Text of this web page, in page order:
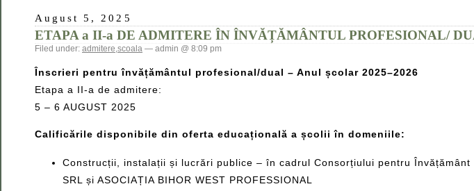
August 5, 2025
ETAPA a II-a DE ADMITERE ÎN ÎNVĂȚĂMÂNTUL PROFESIONAL/
Filed under: admitere,scoala — admin @ 8:09 pm
Înscrieri pentru învățământul profesional/dual – Anul școlar 2025–2026
Etapa a II-a de admitere:
5 – 6 AUGUST 2025
Calificările disponibile din oferta educațională a școlii în domeniile:
Construcții, instalații și lucrări publice – în cadrul Consorțiului pentru
SRL și ASOCIAȚIA BIHOR WEST PROFESSIONAL